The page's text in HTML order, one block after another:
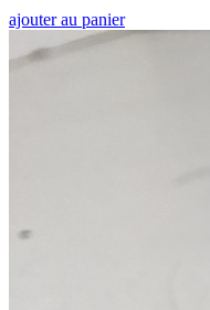
ajouter au panier